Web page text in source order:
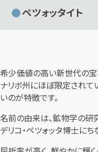
ペツォッタイト
希少価値の高い新世代の宝
ナリボ州にほぼ限定されて
いのが特徴です。
名前の由来は、鉱物学の研
デリコ・ペツォッタ博士に